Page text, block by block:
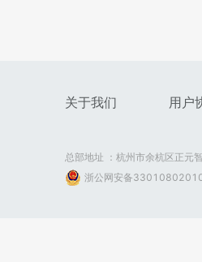
关于我们 用户
总部地址 ：杭州市余杭区正元
浙公网安备